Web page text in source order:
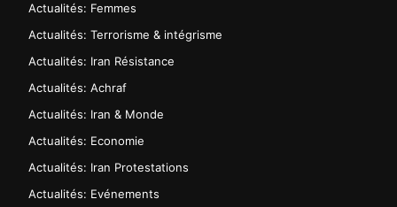
Actualités: Femmes
Actualités: Terrorisme & intégrisme
Actualités: Iran Résistance
Actualités: Achraf
Actualités: Iran & Monde
Actualités: Economie
Actualités: Iran Protestations
Actualités: Evénements